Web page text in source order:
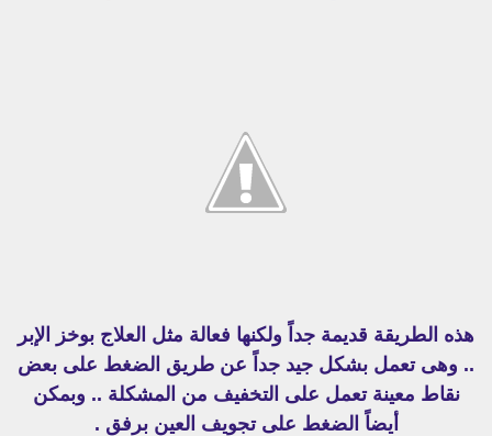
هذه الطريقة قديمة جداً ولكنها فعالة مثل العلاج بوخز الإبر
.. وهى تعمل بشكل جيد جداً عن طريق الضغط على بعض
نقاط معينة تعمل على التخفيف من المشكلة .. وبمكن
أيضاً الضغط على تجويف العين برفق .